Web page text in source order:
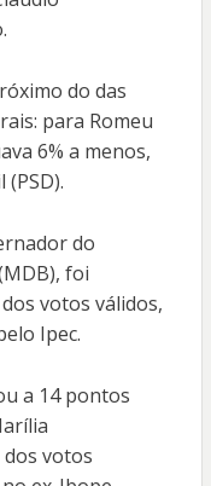
do das
para Romeu
6% a menos,
do
foi
votos válidos,
Ipec.
a 14 pontos
dos votos